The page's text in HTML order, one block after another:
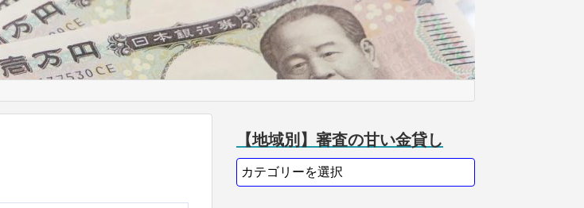
【地域別】審査の甘い金貸し